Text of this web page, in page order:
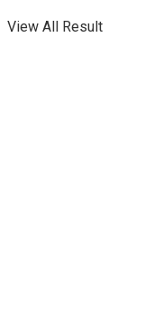
View All Result